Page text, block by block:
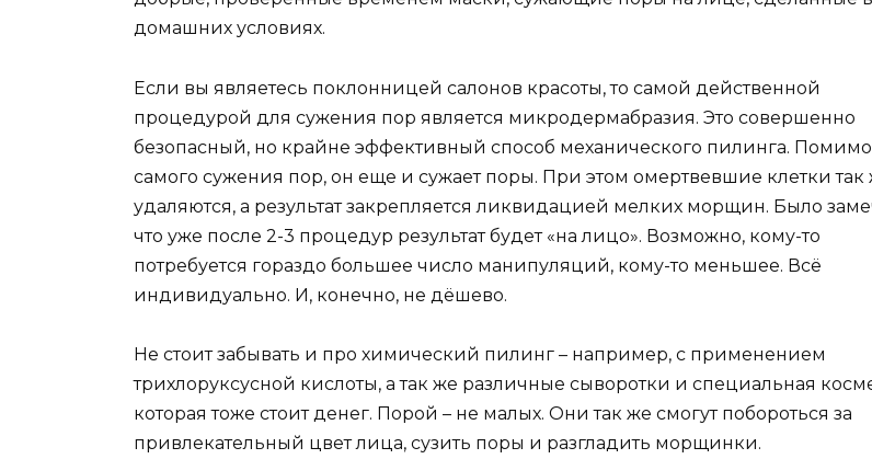
домашних условиях.
Если вы являетесь поклонницей салонов красоты, то самой действенной
процедурой для сужения пор является микродермабразия. Это совершенно
безопасный, но крайне эффективный способ механического пилинга. Помимо
самого сужения пор, он еще и сужает поры. При этом омертвевшие клетки так
удаляются, а результат закрепляется ликвидацией мелких морщин. Было
что уже после 2-3 процедур результат будет «на лицо». Возможно, кому-то
потребуется гораздо большее число манипуляций, кому-то меньшее. Всё
индивидуально. И, конечно, не дёшево.
Не стоит забывать и про химический пилинг – например, с применением
трихлоруксусной кислоты, а так же различные сыворотки и специальная
которая тоже стоит денег. Порой – не малых. Они так же смогут побороться за
привлекательный цвет лица, сузить поры и разгладить морщинки.